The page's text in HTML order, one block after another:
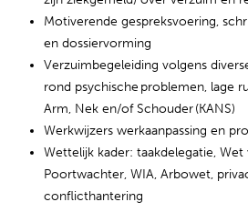
Motiverende gespreksvoering,
en dossiervorming
Verzuimbegeleiding volgens
rond psychische problemen, lage
Arm, Nek en/of Schouder (KANS)
Werkwijzers werkaanpassing en
Wettelijk kader: taakdelegatie, Wet
Poortwachter, WIA, Arbowet,
conflicthantering